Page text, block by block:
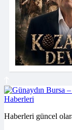
Haberleri güncel